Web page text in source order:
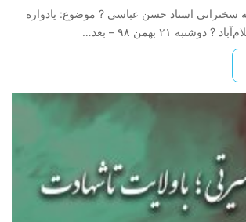
سخنرانی استاد حسن عباسی ? موضوع: یادواره